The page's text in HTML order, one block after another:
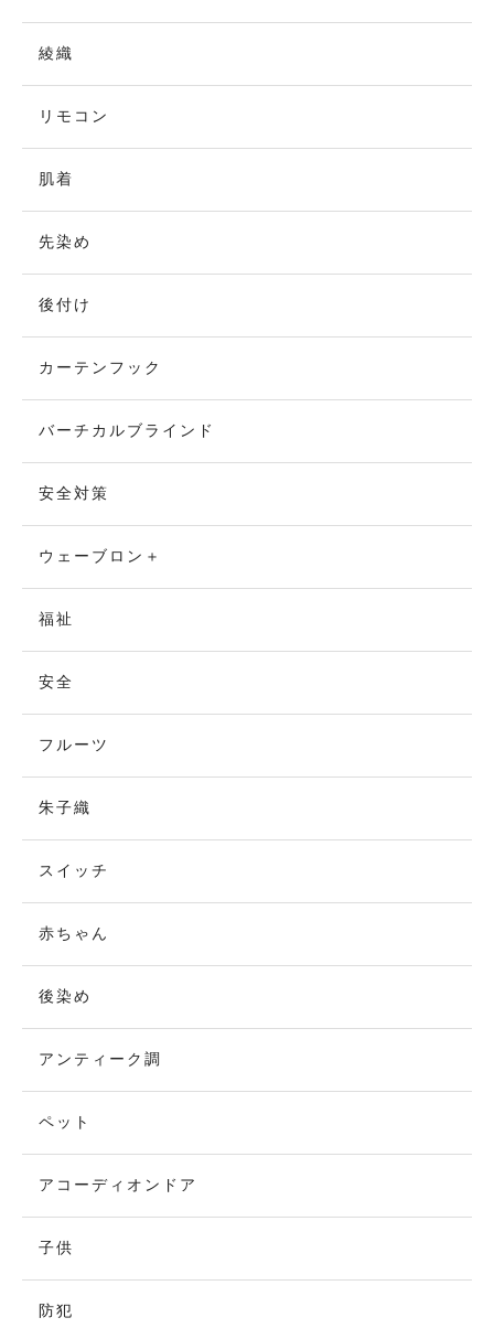
綾織
リモコン
肌着
先染め
後付け
カーテンフック
バーチカルブラインド
安全対策
ウェーブロン＋
福祉
安全
フルーツ
朱子織
スイッチ
赤ちゃん
後染め
アンティーク調
ペット
アコーディオンドア
子供
防犯